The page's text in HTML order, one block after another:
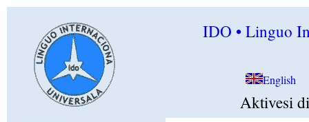
IDO • Linguo
English
Aktivesi